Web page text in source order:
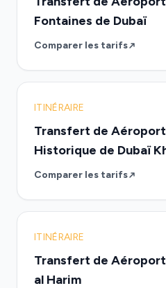
Fontaines de Dubaï
Comparer les tarifs
ITINÉRAIRE
Transfert de Aéroport
Historique de Dubaï
Comparer les tarifs
ITINÉRAIRE
Transfert de
al Harim